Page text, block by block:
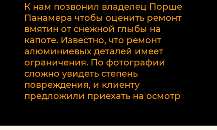
К нам позвонил владелец Порше
Панамера чтобы оценить ремонт
вмятин от снежной глыбы на
капоте. Известно, что ремонт
алюминиевых деталей имеет
ограничения. По фотографии
сложно увидеть степень
повреждения, и клиенту
предложили приехать на осмотр